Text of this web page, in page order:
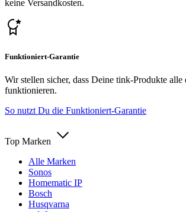
keine Versandkosten.
Funktioniert-Garantie
Wir stellen sicher, dass Deine tink-Produkte alle
funktionieren.
So nutzt Du die Funktioniert-Garantie
Top Marken
Alle Marken
Sonos
Homematic IP
Bosch
Husqvarna